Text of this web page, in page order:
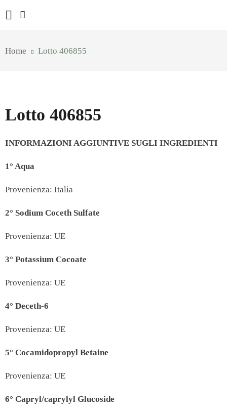
Home Lotto 406855
Lotto 406855
INFORMAZIONI AGGIUNTIVE SUGLI INGREDIENTI
1° Aqua
Provenienza: Italia
2° Sodium Coceth Sulfate
Provenienza: UE
3° Potassium Cocoate
Provenienza: UE
4° Deceth-6
Provenienza: UE
5° Cocamidopropyl Betaine
Provenienza: UE
6° Capryl/caprylyl Glucoside